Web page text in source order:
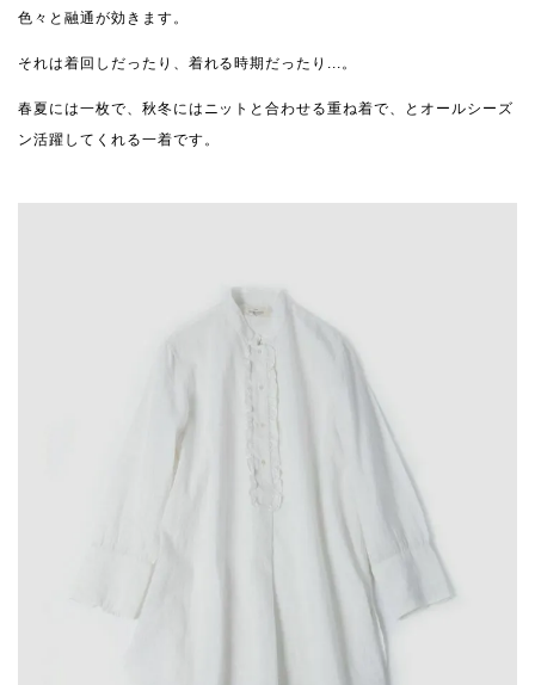
色々と融通が効きます。
それは着回しだったり、着れる時期だったり...。
春夏には一枚で、秋冬にはニットと合わせる重ね着で、とオールシーズ
ン活躍してくれる一着です。